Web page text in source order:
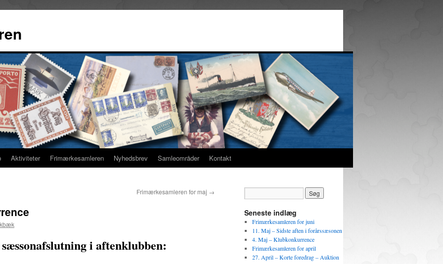
Aktiviteter Frimærkesamleren Nyhedsbrev Samleområder Kontakt
Frimærkesamleren for maj →
i aftenklubben:
Seneste indlæg
Frimærkesamleren for juni
11. Maj – Sidste aften i forårssæsonen
4. Maj – Klubkonkurrence
Frimærkesamleren for april
27. April – Korte foredrag – Auktion